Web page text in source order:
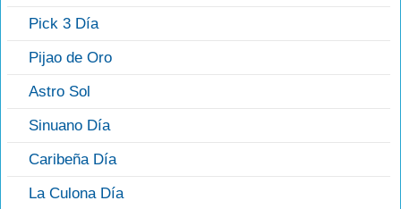
Pick 3 Día
Pijao de Oro
Astro Sol
Sinuano Día
Caribeña Día
La Culona Día